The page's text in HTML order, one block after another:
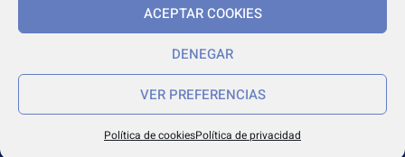
ACEPTAR COOKIES
DENEGAR
VER PREFERENCIAS
Política de cookiesPolítica de privacidad
TEXTOS LEGALES
Política de cookies
Política de privacidad